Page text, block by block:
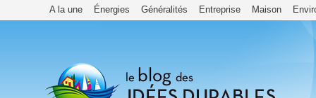
A la une Énergies Généralités Entreprise Maison